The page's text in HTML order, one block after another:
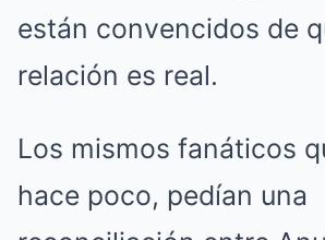
están convencidos de
relación es real.
Los mismos fanáticos
hace poco, pedían una